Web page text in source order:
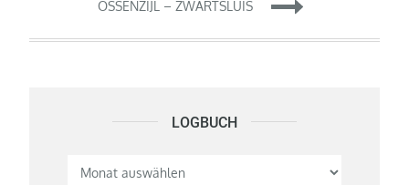
OSSENZIJL – ZWARTSLUIS
LOGBUCH Logbuch